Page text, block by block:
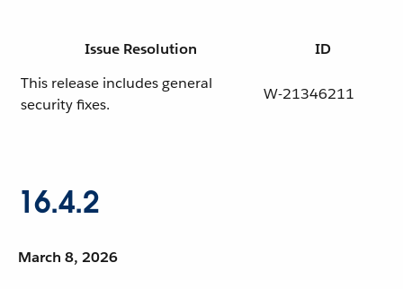
Issue Resolution
ID
This release includes general
security fixes.
W-21346211
16.4.2
March 8, 2026